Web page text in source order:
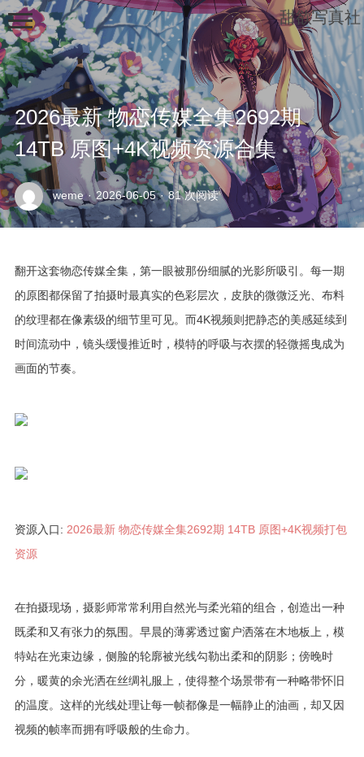
2026最新 物恋传媒全集2692期
14TB 原图+4K视频资源合集
weme · 2026-06-05 · 81 次阅读
翻开这套物恋传媒全集，第一眼被那份细腻的光影所吸引。每一期
的原图都保留了拍摄时最真实的色彩层次，皮肤的微微泛光、布料
的纹理都在像素级的细节里可见。而4K视频则把静态的美感延续到
时间流动中，镜头缓慢推近时，模特的呼吸与衣摆的轻微摇曳成为
画面的节奏。
资源入口: 2026最新 物恋传媒全集2692期 14TB 原图+4K视频打包
资源
在拍摄现场，摄影师常常利用自然光与柔光箱的组合，创造出一种
既柔和又有张力的氛围。早晨的薄雾透过窗户洒落在木地板上，模
特站在光束边缘，侧脸的轮廓被光线勾勒出柔和的阴影；傍晚时
分，暖黄的余光洒在丝绸礼服上，使得整个场景带有一种略带怀旧
的温度。这样的光线处理让每一帧都像是一幅静止的油画，却又因
视频的帧率而拥有呼吸般的生命力。
甜欲写真社
示
例
面